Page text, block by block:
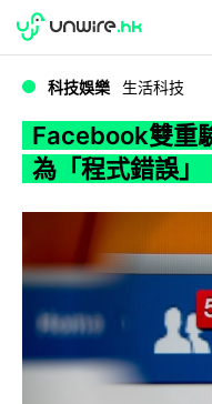
WWDC 2026
科技娛樂 生活科技
Facebook雙重
為「程式錯誤」